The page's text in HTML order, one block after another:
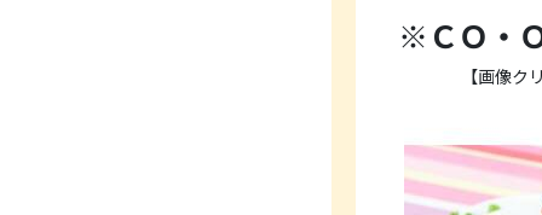
※ＣＯ・
【画像ク